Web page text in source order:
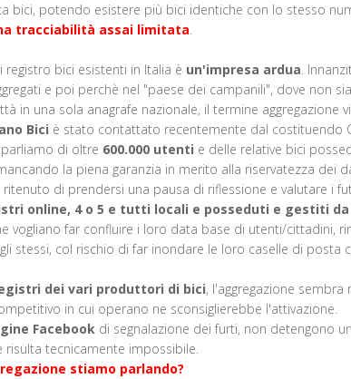
bici, potendo esistere più bici identiche con lo stesso
tracciabilità assai limitata.
registro bici esistenti in Italia è un'impresa ardua.
e poi perchè nel "paese dei campanili", dove non
in una sola anagrafe nazionale, il termine aggregazione
Bici è stato contattato recentemente dal costituendo
di oltre 600.000 utenti e delle relative bici
la piena garanzia in merito alla riservatezza dei
ritenuto di prendersi una pausa di riflessione e valutare i
online, 4 o 5 e tutti locali e posseduti e gestiti
vogliano far confluire i loro data base di utenti/cittadini,
stessi, col rischio di far inondare le loro caselle di
dei vari produttori di bici, l'aggregazione
in cui operano ne sconsiglierebbe l'attivazione.
Facebook di segnalazione dei furti, non detengono
risulta tecnicamente impossibile.
stiamo parlando?